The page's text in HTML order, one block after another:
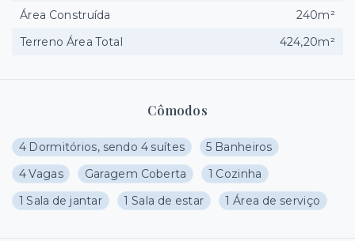
Cômodos
4 Dormitórios, sendo 4 suítes
5 Banheiros
4 Vagas
Garagem Coberta
1 Cozinha
1 Sala de jantar
1 Sala de estar 1 Área de serviço
Área Construída
240m²
Terreno Área Total
424,20m²